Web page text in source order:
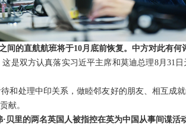
的直航航班将于10月底前恢复。中方对此有何
是双方认真落实习近平主席和莫迪总理8月31
和处理中印关系，做睦邻友好的朋友、相互成
献。
贝里的两名英国人被指控在英为中国从事间谍活